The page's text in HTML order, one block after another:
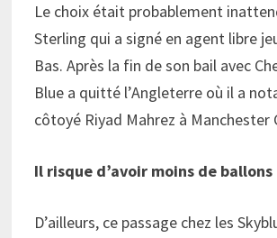
Le choix était probablement
Sterling qui a signé en agent libre
Bas. Après la fin de son bail avec
Blue a quitté l’Angleterre où il a
côtoyé Riyad Mahrez à Manchester
Il risque d’avoir moins de ballons
D’ailleurs, ce passage chez les